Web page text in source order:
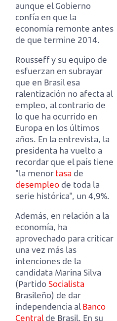
aunque el Gobierno
confía en que la
economía remonte antes
de que termine 2014.
Rousseff y su equipo de
esfuerzan en subrayar
que en Brasil esa
ralentización no afecta al
empleo, al contrario de
lo que ha ocurrido en
Europa en los últimos
años. En la entrevista, la
presidenta ha vuelto a
recordar que el país tiene
"la menortasa de
desempleo de toda la
serie histórica", un 4,9%.
Además, en relación a la
economía, ha
aprovechado para criticar
una vez más las
intenciones de la
candidata Marina Silva
(Partido Socialista
Brasileño) de dar
independencia alBanco
Centralde Brasil. En su